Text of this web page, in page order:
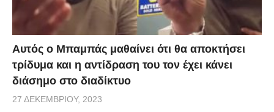
Αυτός ο Μπαμπάς μαθαίνει ότι θα αποκτήσει
τρίδυμα και η αντίδραση του τον έχει κάνει
διάσημο στο διαδίκτυο
27 ΔΕΚΕΜΒΡΊΟΥ, 2023